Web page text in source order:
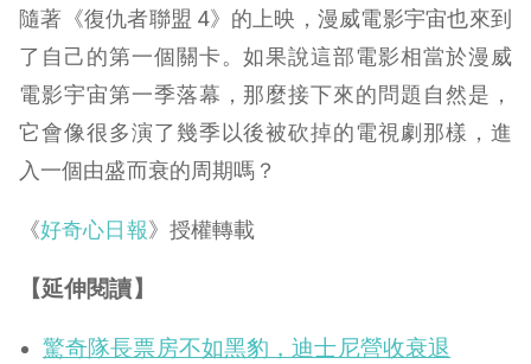
隨著《復仇者聯盟 4》的上映，漫威電影宇宙也來到
了自己的第一個關卡。如果說這部電影相當於漫威
電影宇宙第一季落幕，那麼接下來的問題自然是，
它會像很多演了幾季以後被砍掉的電視劇那樣，進
入一個由盛而衰的周期嗎？
《好奇心日報》授權轉載
【延伸閱讀】
驚奇隊長票房不如黑豹，迪士尼營收衰退